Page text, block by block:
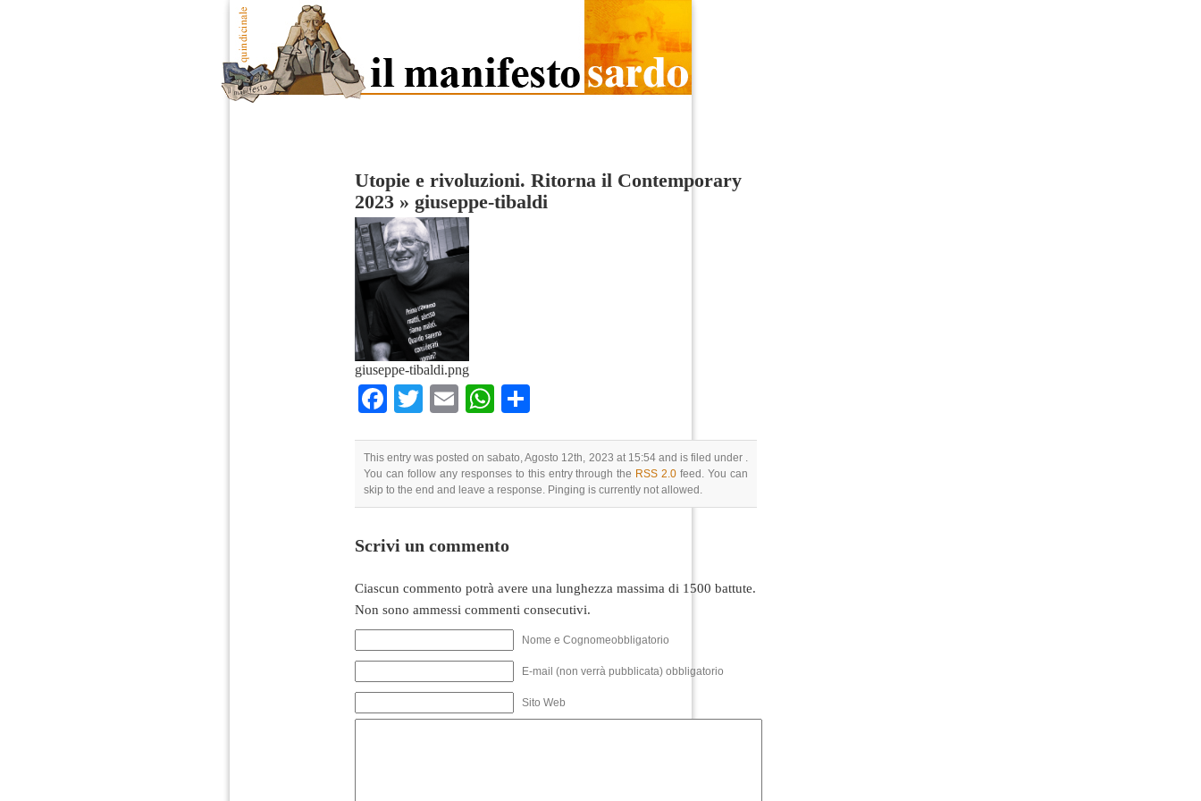
Utopie e rivoluzioni. Ritorna il Contemporary
2023 » giuseppe-tibaldi
giuseppe-tibaldi.png
Facebook
TwitterEmailWhatsApp
This entry was posted on sabato, Agosto 12th, 2023 at 15:54 and is filed under .
You can follow any responses to this entry through the RSS 2.0 feed. You can
skip to the end and leave a response. Pinging is currently not allowed.
Scrivi un commento
Ciascun commento potrà avere una lunghezza massima di 1500 battute.
Non sono ammessi commenti consecutivi.
Nome e Cognomeobbligatorio
E-mail (non verrà pubblicata) obbligatorio
Sito Web